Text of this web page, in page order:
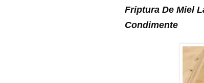
Friptura De Miel
Condimente